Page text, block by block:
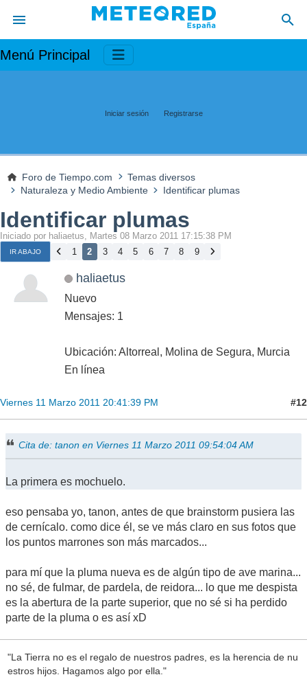
Menú Principal
Iniciar sesión Registrarse
Foro de Tiempo.com
Temas diversos
Naturaleza y Medio Ambiente
Identificar plumas
Identificar plumas
Iniciado por haliaetus, Martes 08 Marzo 2011 17:15:38 PM
IR ABAJO 1 2 3 4 5 6 7 8 9
haliaetus
Nuevo
Mensajes: 1
Ubicación: Altorreal, Molina de Segura, Murcia
En línea
Viernes 11 Marzo 2011 20:41:39 PM #12
Cita de: tanon en Viernes 11 Marzo 2011 09:54:04 AM
La primera es mochuelo.
eso pensaba yo, tanon, antes de que brainstorm pusiera las
de cernícalo. como dice él, se ve más claro en sus fotos que
los puntos marrones son más marcados...
para mí que la pluma nueva es de algún tipo de ave marina...
no sé, de fulmar, de pardela, de reidora... lo que me despista
es la abertura de la parte superior, que no sé si ha perdido
parte de la pluma o es así xD
"La Tierra no es el regalo de nuestros padres, es la herencia de nu
estros hijos. Hagamos algo por ella."